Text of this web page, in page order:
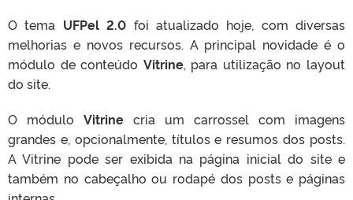
O tema UFPel 2.0 foi atualizado hoje, com diversas
melhorias e novos recursos. A principal novidade é o
módulo de conteúdo Vitrine, para utilização no layout
do site.
O módulo Vitrine cria um carrossel com imagens
grandes e, opcionalmente, títulos e resumos dos posts.
A Vitrine pode ser exibida na página inicial do site e
também no cabeçalho ou rodapé dos posts e páginas